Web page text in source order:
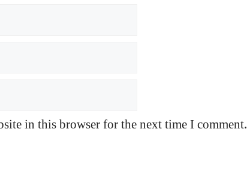
in this browser for the next time I comment.